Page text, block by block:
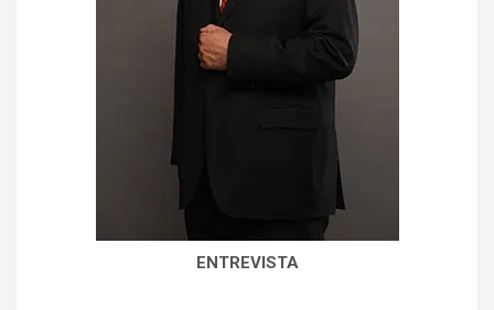
ENTREVISTA